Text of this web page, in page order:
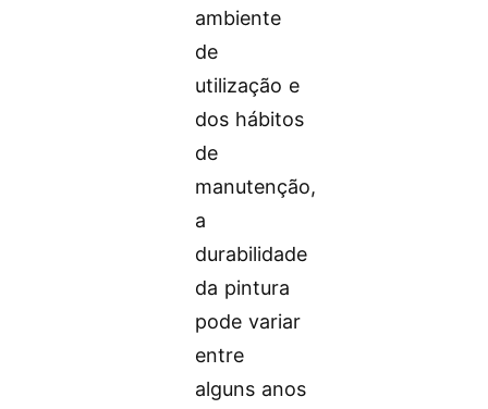
ambiente
de
utilização e
dos hábitos
de
manutenção,
a
durabilidade
da pintura
pode variar
entre
alguns anos